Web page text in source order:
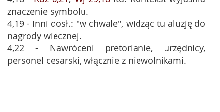
znaczenie symbolu.
4,19 - Inni dosł.: "w chwale", widząc tu aluzję do
nagrody wiecznej.
4,22 - Nawróceni pretorianie, urzędnicy,
personel cesarski, włącznie z niewolnikami.